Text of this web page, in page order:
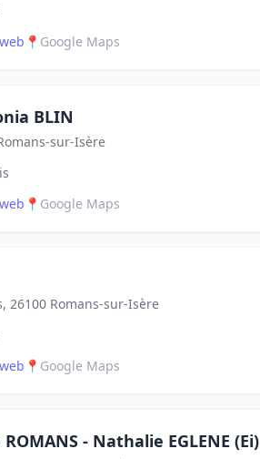
📍 Google Maps
BLIN
sur-Isère
📍 Google Maps
26100 Romans-sur-Isère
📍 Google Maps
- Nathalie EGLENE (Ei)